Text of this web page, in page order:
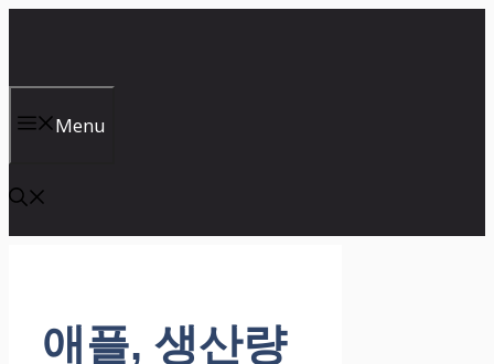
건
기
Menu
애플, 생산량